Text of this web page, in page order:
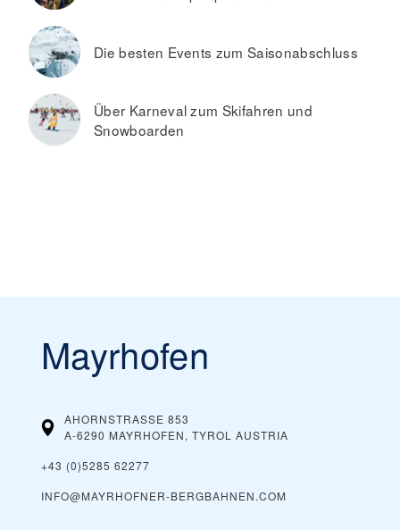
Die besten Events zum Saisonabschluss
Über Karneval zum Skifahren und
Snowboarden
Mayrhofen
AHORNSTRASSE 853
A-6290 MAYRHOFEN, TYROL AUSTRIA
+43 (0)5285 62277
INFO@MAYRHOFNER-BERGBAHNEN.COM